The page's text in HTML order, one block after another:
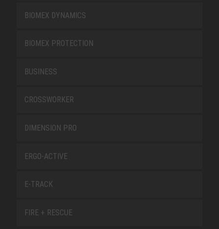
BIOMEX DYNAMICS
BIOMEX PROTECTION
BUSINESS
CROSSWORKER
DIMENSION PRO
ERGO-ACTIVE
E-TRACK
FIRE + RESCUE